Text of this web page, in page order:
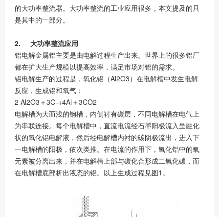
的大功率整流器。大功率整流的工业应用很多，本文提及的只
是其中的一部分。
2. 大功率整流应用
铝电解金属铝主要是由电解过程生产出来。世界上的很多铝厂
都在扩大生产规模以提高效率，满足市场对铝的需求。
铝电解生产的过程是，氧化铝（Al2O3）在电解槽中发生电解
反应，生成铝和氧气：
2 Al2O3＋3C→4Al＋3CO2
电解槽为大而浅的钢槽，内侧衬有碳层，不同电解槽在电气上
为串联连接。每个电解槽中，直流电流经石墨阳极流入呈融化
状的氧化铝电解液，然后经电解槽内衬的碳阴极流出，进入下
一电解槽的阳极，依次类推。在电流的作用下，氧化铝中的氧
元素被分离出来，并在电解槽上部与碳化合形成二氧化碳，而
在电解槽底部析出液态的铝。以上生成过程见图1。